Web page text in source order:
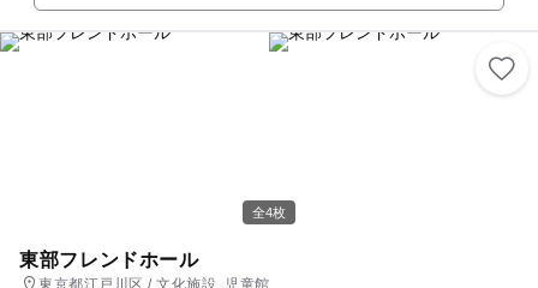
達とふれあいながら、楽しく過ごすことができます。 9時から21時までや
っているので利用しやすいですね！ 是非一度、訪れてみてください。
全4枚
東部フレンドホール
東京都江戸川区 / 文化施設, 児童館